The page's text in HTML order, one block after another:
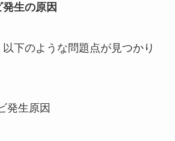
生の原因
下のような問題点が見つかり
発生原因